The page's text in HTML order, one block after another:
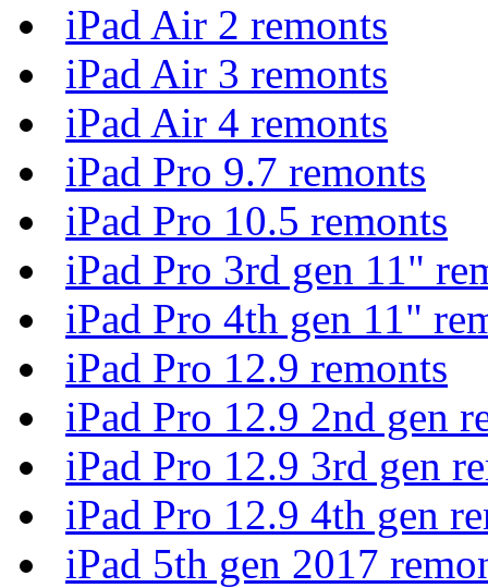
iPad Air 2 remonts
iPad Air 3 remonts
iPad Air 4 remonts
iPad Pro 9.7 remonts
iPad Pro 10.5 remonts
iPad Pro 3rd gen 11"
iPad Pro 4th gen 11"
iPad Pro 12.9 remonts
iPad Pro 12.9 2nd gen
iPad Pro 12.9 3rd gen
iPad Pro 12.9 4th gen
iPad 5th gen 2017